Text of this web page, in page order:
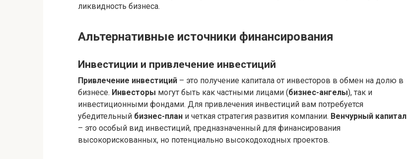
ликвидность бизнеса.
Альтернативные источники финансирования
Инвестиции и привлечение инвестиций
Привлечение инвестиций – это получение капитала от инвесторов в обмен на долю в
бизнесе. Инвесторы могут быть как частными лицами (бизнес-ангелы), так и
инвестиционными фондами. Для привлечения инвестиций вам потребуется
убедительный бизнес-план и четкая стратегия развития компании. Венчурный капитал
– это особый вид инвестиций, предназначенный для финансирования
высокорискованных, но потенциально высокодоходных проектов.